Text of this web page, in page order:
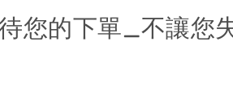
您的下單_不讓您